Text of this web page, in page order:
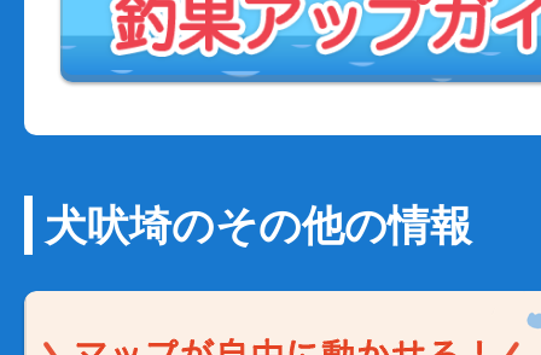
犬吠埼のその他の情報